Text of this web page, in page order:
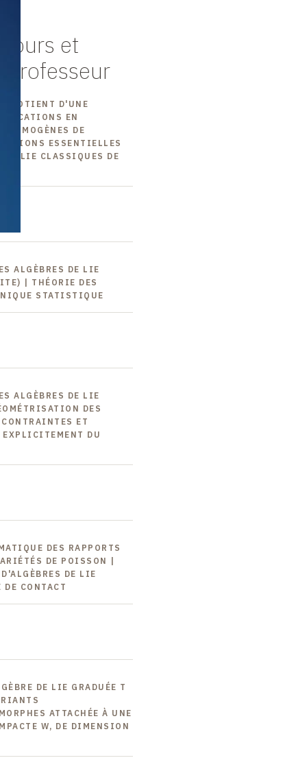
et
professeur
D'UNE
EN
HOMOGÈNES DE
ESSENTIELLES
LIE CLASSIQUES DE
ALGÈBRES DE LIE
| THÉORIE DES
STATISTIQUE
ALGÈBRES DE LIE
DES
ET
DU
DES RAPPORTS
DE POISSON |
DE LIE
CONTACT
DE LIE GRADUÉE T
ATTACHÉE À UNE
W, DE DIMENSION